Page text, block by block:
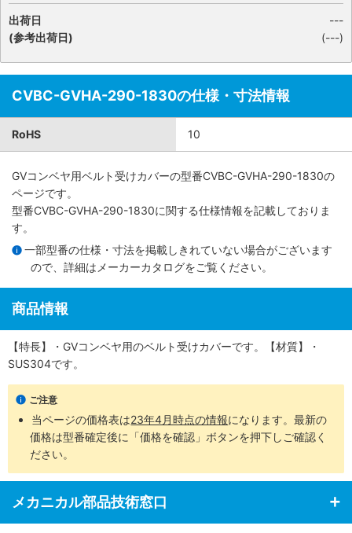
出荷日
(参考出荷日)
---
(---)
CVBC-GVHA-290-1830の仕様・寸法情報
RoHS 10
GVコンベヤ用ベルト受けカバーの型番CVBC-GVHA-290-1830の
ページです。
型番CVBC-GVHA-290-1830に関する仕様情報を記載しておりま
す。
一部型番の仕様・寸法を掲載しきれていない場合がございます
ので、詳細は メーカーカタログをご覧ください。
商品情報
【特長】・GVコンベヤ用のベルト受けカバーです。【材質】・
SUS304です。
ご注意
当ページの価格表は23年4月時点の情報になります。最新の
価格は型番確定後に「価格を確認」ボタンを押下しご確認く
ださい。
メカニカル部品技術窓口